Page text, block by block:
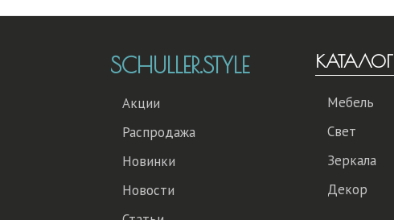
SCHULLER.STYLE
Акции
Распродажа
Новинки
Новости
КАТАЛОГ
Мебель
Свет
Зеркала
Декор